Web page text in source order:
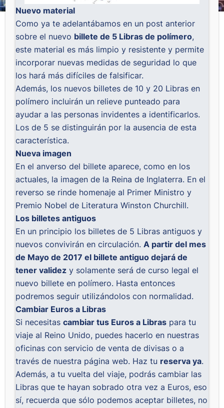
Nuevo material
Como ya te adelantábamos en un post anterior
sobre el nuevo billete de 5 Libras de polímero,
este material es más limpio y resistente y permite
incorporar nuevas medidas de seguridad lo que
los hará más difíciles de falsificar.
Además, los nuevos billetes de 10 y 20 Libras en
polímero incluirán un relieve punteado para
ayudar a las personas invidentes a identificarlos.
Los de 5 se distinguirán por la ausencia de esta
característica.
Nueva imagen
En el anverso del billete aparece, como en los
actuales, la imagen de la Reina de Inglaterra. En el
reverso se rinde homenaje al Primer Ministro y
Premio Nobel de Literatura Winston Churchill.
Los billetes antiguos
En un principio los billetes de 5 Libras antiguos y
nuevos convivirán en circulación.A partir del mes
de Mayo de 2017 el billete antiguo dejará de
tener validez y solamente será de curso legal el
nuevo billete en polímero. Hasta entonces
podremos seguir utilizándolos con normalidad.
Cambiar Euros a Libras
Si necesitascambiar tus Euros a Libras para tu
viaje al Reino Unido, puedes hacerlo en nuestras
oficinas con servicio de venta de divisas o a
través de nuestra página web. Haz tu reserva ya.
Además, a tu vuelta del viaje, podrás cambiar las
Libras que te hayan sobrado otra vez a Euros, eso
sí, recuerda que sólo podemos aceptar billetes, no